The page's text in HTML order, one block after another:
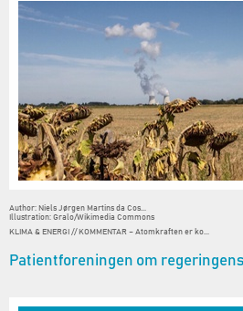
Author: Niels Jørgen Martins da Cos...
Illustration: Gralo/Wikimedia Commons
KLIMA & ENERGI // KOMMENTAR – Atomkraften er ko...
Patientforeningen om